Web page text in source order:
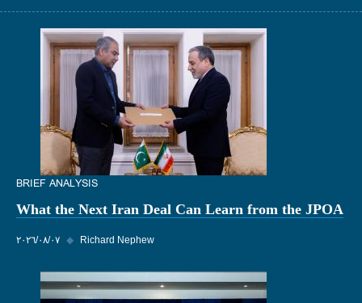
BRIEF ANALYSIS
What the Next Iran Deal Can Learn from the JPOA
٠٧‏/٠٨‏/٢٠٢٦ ◆ Richard Nephew